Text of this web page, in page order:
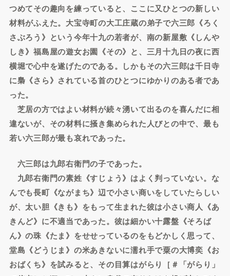
つめてその趣向を練っていると、ここに又ひとつの新しい
材料がふえた。大宝寺町の大工庄蔵の弟子で六三郎《ろく
さぶろう》という今年十九の若者が、南の新屋敷《しんや
しき》福島屋の遊女お園《その》と、三月十九日の夜に西
横堀で心中を遂げたのである。しかもその六三郎は千日寺
に梟《さら》されている首のひとつにゆかりのある者であ
った。
芝居の方ではよい材料が続々湧いて出るのを喜んだに相
違ないが、その材料に掻き集められた人びとの中で、最も
若い六三郎が最も哀れであった。
六三郎は九郎右衛門の子であった。
九郎右衛門の素姓《すじょう》はよく判っていない。な
んでも長町《ながまち》辺で小さい商いをしていたらしい
が、太い胆《きも》をもって生まれた彼は小さい商人《あ
きんど》に不適当であった。彼は細かい十露盤《そろば
ん》の珠《たま》をせせっているのをもどかしく思って、
堂島《どうじま》の米あきないに濡れ手で粟の大博奕《お
おばくち》を試みると、その目算はがらり［＃「がらり」